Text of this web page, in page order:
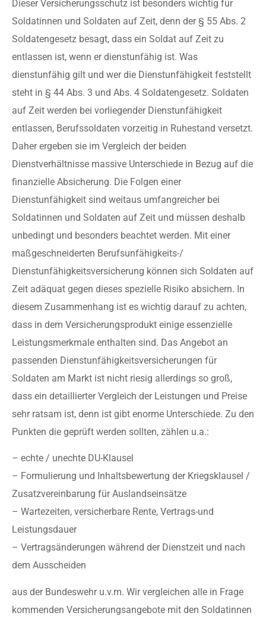
Dieser Versicherungsschutz ist besonders wichtig für
Soldatinnen und Soldaten auf Zeit, denn der § 55 Abs. 2
Soldatengesetz besagt, dass ein Soldat auf Zeit zu
entlassen ist, wenn er dienstunfähig ist. Was
dienstunfähig gilt und wer die Dienstunfähigkeit feststellt
steht in § 44 Abs. 3 und Abs. 4 Soldatengesetz. Soldaten
auf Zeit werden bei vorliegender Dienstunfähigkeit
entlassen, Berufssoldaten vorzeitig in Ruhestand versetzt.
Daher ergeben sie im Vergleich der beiden
Dienstverhältnisse massive Unterschiede in Bezug auf die
finanzielle Absicherung. Die Folgen einer
Dienstunfähigkeit sind weitaus umfangreicher bei
Soldatinnen und Soldaten auf Zeit und müssen deshalb
unbedingt und besonders beachtet werden. Mit einer
maßgeschneiderten Berufsunfähigkeits-/
Dienstunfähigkeitsversicherung können sich Soldaten auf
Zeit adäquat gegen dieses spezielle Risiko absichern. In
diesem Zusammenhang ist es wichtig darauf zu achten,
dass in dem Versicherungsprodukt einige essenzielle
Leistungsmerkmale enthalten sind. Das Angebot an
passenden Dienstunfähigkeitsversicherungen für
Soldaten am Markt ist nicht riesig allerdings so groß,
dass ein detaillierter Vergleich der Leistungen und Preise
sehr ratsam ist, denn ist gibt enorme Unterschiede. Zu den
Punkten die geprüft werden sollten, zählen u.a.:
– echte / unechte DU-Klausel
– Formulierung und Inhaltsbewertung der Kriegsklausel /
Zusatzvereinbarung für Auslandseinsätze
– Wartezeiten, versicherbare Rente, Vertrags-und
Leistungsdauer
– Vertragsänderungen während der Dienstzeit und nach
dem Ausscheiden
aus der Bundeswehr u.v.m. Wir vergleichen alle in Frage
kommenden Versicherungsangebote mit den Soldatinnen